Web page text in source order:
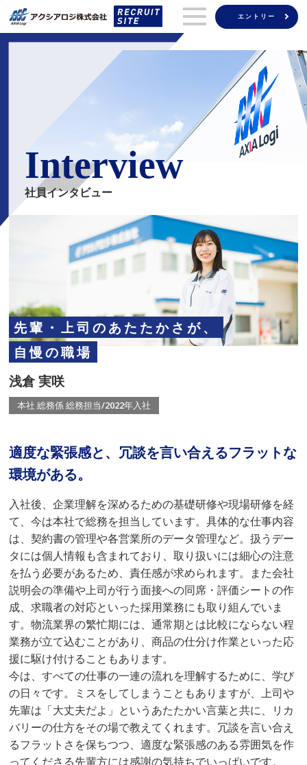
エントリー
Interview
社員インタビュー
先輩・上司のあたたかさが、
自慢の職場
浅倉 実咲
本社 総務係 総務担当/2022年入社
適度な緊張感と、冗談を言い合えるフラットな
環境がある。
入社後、企業理解を深めるための基礎研修や現場研修を経
て、今は本社で総務を担当しています。具体的な仕事内容
は、契約書の管理や各営業所のデータ管理など。扱うデー
タには個人情報も含まれており、取り扱いには細心の注意
を払う必要があるため、責任感が求められます。また会社
説明会の準備や上司が行う面接への同席・評価シートの作
成、求職者の対応といった採用業務にも取り組んでいま
す。物流業界の繁忙期には、通常期とは比較にならない程
業務が立て込むことがあり、商品の仕分け作業といった応
援に駆け付けることもあります。
今は、すべての仕事の一連の流れを理解するために、学び
の日々です。ミスをしてしまうこともありますが、上司や
先輩は「大丈夫だよ」というあたたかい言葉と共に、リカ
バリーの仕方をその場で教えてくれます。冗談を言い合え
るフラットさを保ちつつ、適度な緊張感のある雰囲気を作
ってくださる先輩方には感謝の気持ちでいっぱいです。